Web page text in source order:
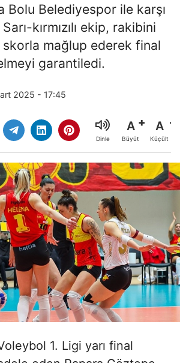
Bolu Belediyespor ile karşı
kırmızılı ekip, rakibini
skorla mağlup ederek final
garantiledi.
2025 - 17:45
Dinle
A
Büyüt
A
Küçült
1. Ligi yarı final